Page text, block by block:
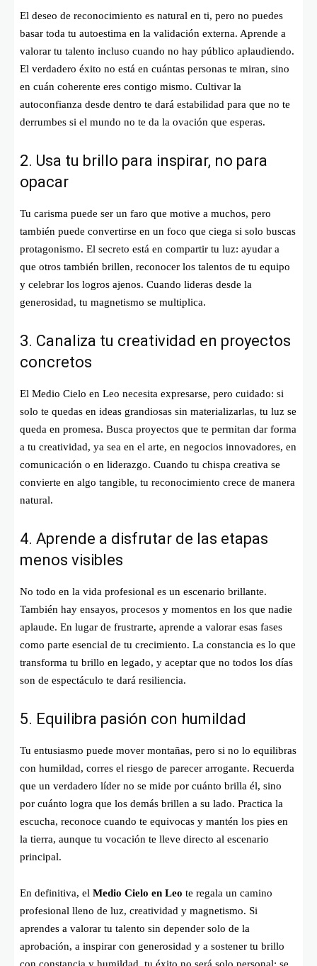
El deseo de reconocimiento es natural en ti, pero no puedes
basar toda tu autoestima en la validación externa. Aprende a
valorar tu talento incluso cuando no hay público aplaudiendo.
El verdadero éxito no está en cuántas personas te miran, sino
en cuán coherente eres contigo mismo. Cultivar la
autoconfianza desde dentro te dará estabilidad para que no te
derrumbes si el mundo no te da la ovación que esperas.
2. Usa tu brillo para inspirar, no para
opacar
Tu carisma puede ser un faro que motive a muchos, pero
también puede convertirse en un foco que ciega si solo buscas
protagonismo. El secreto está en compartir tu luz: ayudar a
que otros también brillen, reconocer los talentos de tu equipo
y celebrar los logros ajenos. Cuando lideras desde la
generosidad, tu magnetismo se multiplica.
3. Canaliza tu creatividad en proyectos
concretos
El Medio Cielo en Leo necesita expresarse, pero cuidado: si
solo te quedas en ideas grandiosas sin materializarlas, tu luz se
queda en promesa. Busca proyectos que te permitan dar forma
a tu creatividad, ya sea en el arte, en negocios innovadores, en
comunicación o en liderazgo. Cuando tu chispa creativa se
convierte en algo tangible, tu reconocimiento crece de manera
natural.
4. Aprende a disfrutar de las etapas
menos visibles
No todo en la vida profesional es un escenario brillante.
También hay ensayos, procesos y momentos en los que nadie
aplaude. En lugar de frustrarte, aprende a valorar esas fases
como parte esencial de tu crecimiento. La constancia es lo que
transforma tu brillo en legado, y aceptar que no todos los días
son de espectáculo te dará resiliencia.
5. Equilibra pasión con humildad
Tu entusiasmo puede mover montañas, pero si no lo equilibras
con humildad, corres el riesgo de parecer arrogante. Recuerda
que un verdadero líder no se mide por cuánto brilla él, sino
por cuánto logra que los demás brillen a su lado. Practica la
escucha, reconoce cuando te equivocas y mantén los pies en
la tierra, aunque tu vocación te lleve directo al escenario
principal.
En definitiva, el Medio Cielo en Leo te regala un camino
profesional lleno de luz, creatividad y magnetismo. Si
aprendes a valorar tu talento sin depender solo de la
aprobación, a inspirar con generosidad y a sostener tu brillo